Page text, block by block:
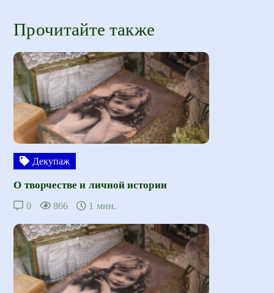
Прочитайте также
Декупаж
О творчестве и личной истории
0 866 1 мин.